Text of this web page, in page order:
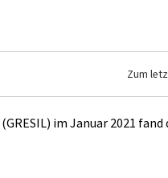
Zum
im Januar 2021